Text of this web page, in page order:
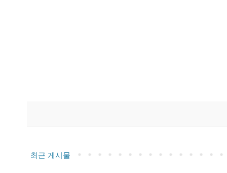
최근 게시물